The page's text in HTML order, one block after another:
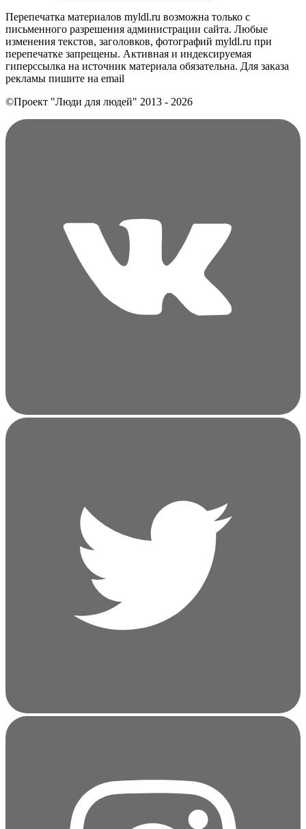
Перепечатка материалов myldl.ru возможна только с
письменного разрешения администрации сайта. Любые
изменения текстов, заголовков, фотографий myldl.ru при
перепечатке запрещены. Активная и индексируемая
гиперссылка на источник материала обязательна. Для заказа
рекламы пишите на еmail
©Проект "Люди для людей" 2013 - 2026